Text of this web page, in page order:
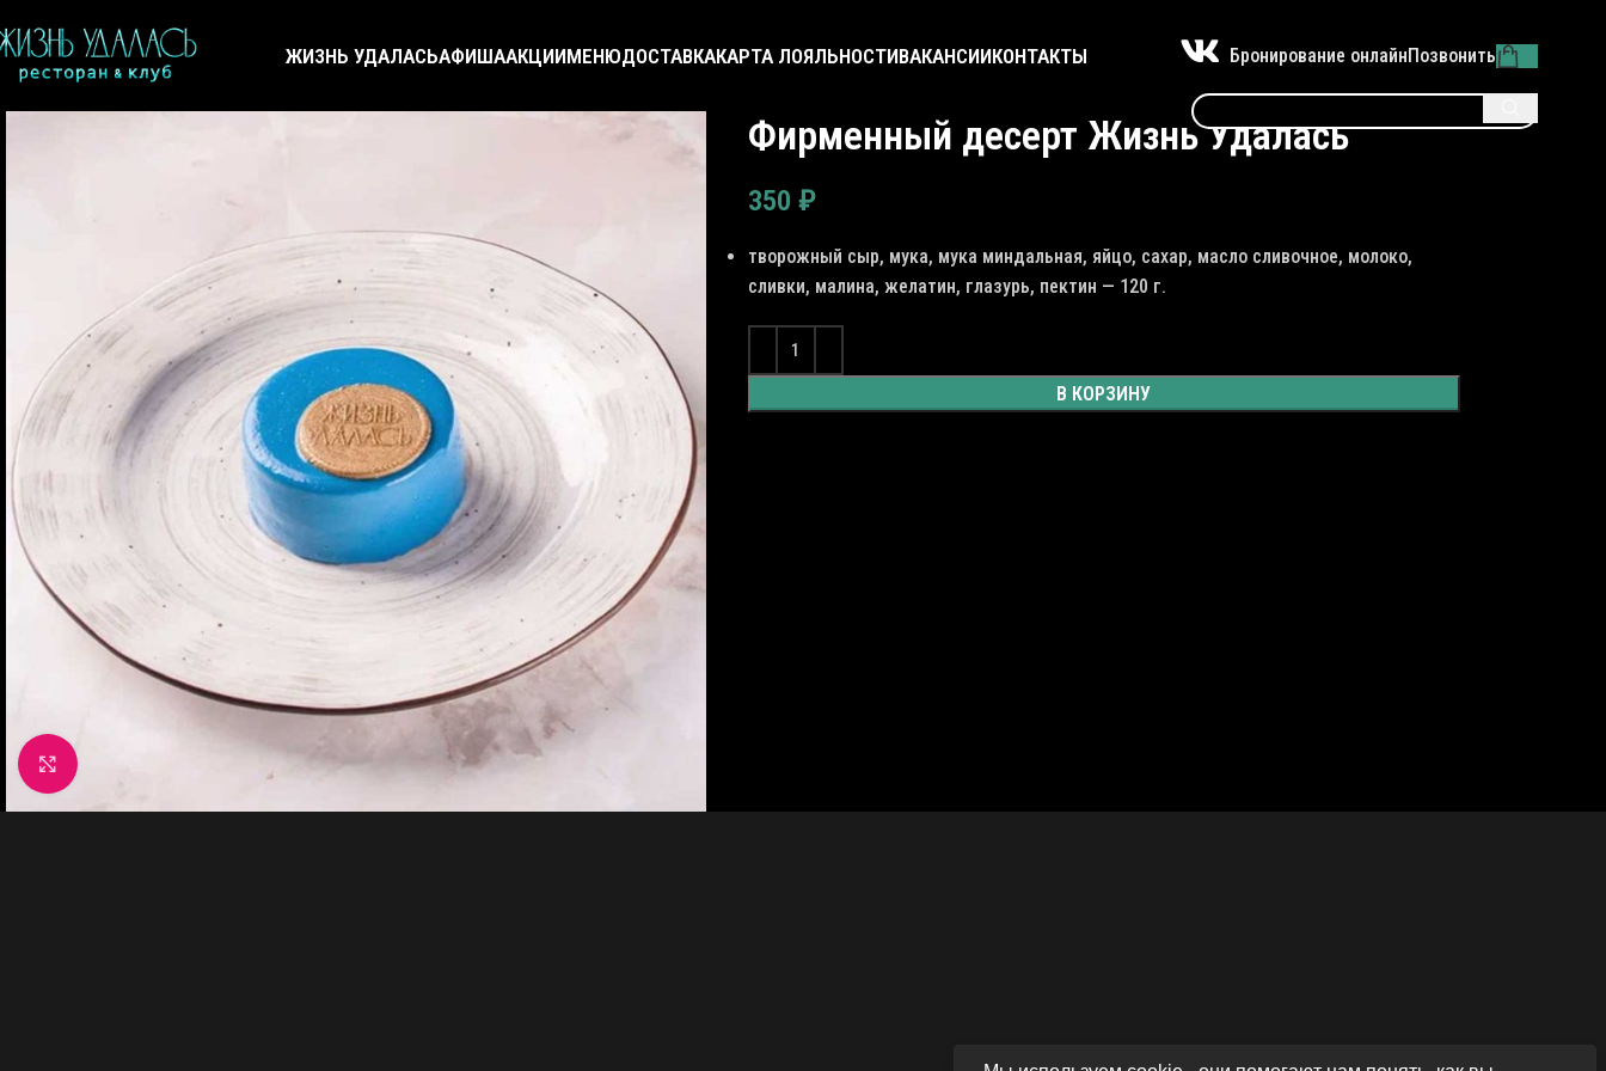
ЖИЗНЬ УДАЛАСЬАФИШААКЦИИМЕНЮДОСТАВКАКАРТА ЛОЯЛЬНОСТИВАКАНСИИКОНТАКТЫ Бронирование онлайнПозвонить
Фирменный десерт Жизнь Удалась
350 ₽
творожный сыр, мука, мука миндальная, яйцо, сахар, масло сливочное, молоко,
сливки, малина, желатин, глазурь, пектин — 120 г.
В КОРЗИНУ